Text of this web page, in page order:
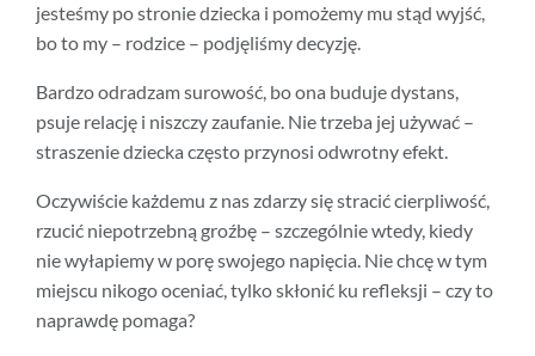
jesteśmy po stronie dziecka i pomożemy mu stąd wyjść,
bo to my – rodzice – podjęliśmy decyzję.
Bardzo odradzam surowość, bo ona buduje dystans,
psuje relację i niszczy zaufanie. Nie trzeba jej używać –
straszenie dziecka często przynosi odwrotny efekt.
Oczywiście każdemu z nas zdarzy się stracić cierpliwość,
rzucić niepotrzebną groźbę – szczególnie wtedy, kiedy
nie wyłapiemy w porę swojego napięcia. Nie chcę w tym
miejscu nikogo oceniać, tylko skłonić ku refleksji – czy to
naprawdę pomaga?